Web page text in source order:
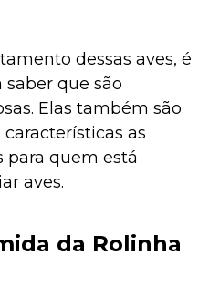
dessas aves, é
que são
Elas também são
as
quem está
aves.
da Rolinha